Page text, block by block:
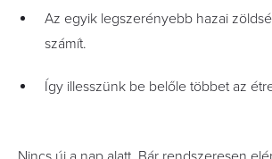
Az egyik legszerényebb hazai
számít.
Így illesszünk be belőle többet az